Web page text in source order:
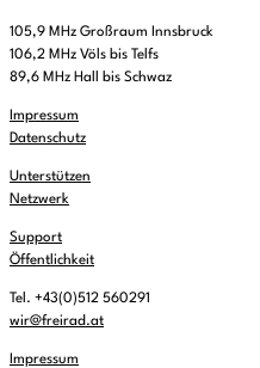
105,9 MHz Großraum Innsbruck
106,2 MHz Völs bis Telfs
89,6 MHz Hall bis Schwaz
Impressum
Datenschutz
Unterstützen
Netzwerk
Support
Öffentlichkeit
Tel. +43(0)512 560291
wir@freirad.at
Impressum